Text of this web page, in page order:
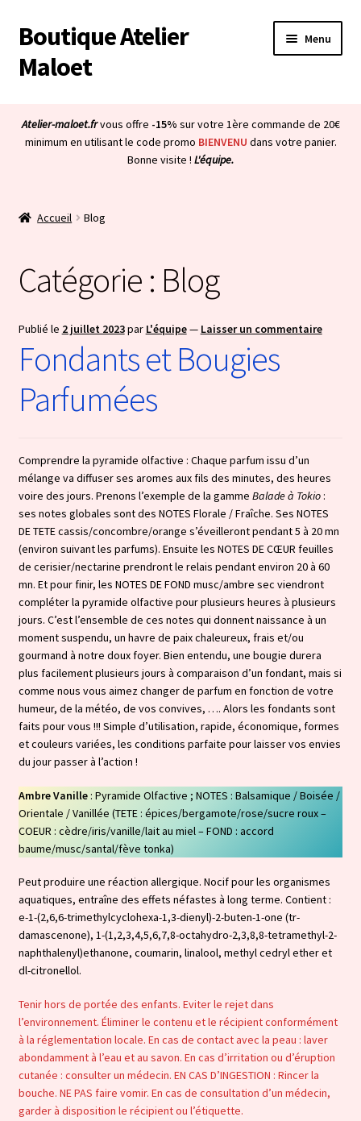
Aller
à
la
Aller
au
contenu
Boutique Atelier
Maloet
Menu
Boutique
Ouvrir
Blog
enfant
Atelier-maloet.frvous offre -15% sur votre 1ère commande de 20€
minimum en utilisant le code promo BIENVENU dans votre panier.
Bonne visite ! L'équipe.
Accueil Blog
Catégorie : Blog
Publié le 2 juillet 2023par L'équipe— Laisser un commentaire
Fondants et Bougies
Parfumées
Comprendre la pyramide olfactive : Chaque parfum issu d’un
mélange va diffuser ses aromes aux fils des minutes, des heures
voire des jours. Prenons l’exemple de la gamme Balade à Tokio:
ses notes globales sont des NOTES Florale / Fraîche. Ses NOTES
DE TETE cassis/concombre/orange s’éveilleront pendant 5 à 20 mn
(environ suivant les parfums). Ensuite les NOTES DE CŒUR feuilles
de cerisier/nectarine prendront le relais pendant environ 20 à 60
mn. Et pour finir, les NOTES DE FOND musc/ambre sec viendront
compléter la pyramide olfactive pour plusieurs heures à plusieurs
jours. C’est l’ensemble de ces notes qui donnent naissance à un
moment suspendu, un havre de paix chaleureux, frais et/ou
gourmand à notre doux foyer. Bien entendu, une bougie durera
plus facilement plusieurs jours à comparaison d’un fondant, mais si
comme nous vous aimez changer de parfum en fonction de votre
humeur, de la météo, de vos convives, …. Alors les fondants sont
faits pour vous !!! Simple d’utilisation, rapide, économique, formes
et couleurs variées, les conditions parfaite pour laisser vos envies
du jour passer à l’action !
Ambre Vanille: Pyramide Olfactive ; NOTES : Balsamique / Boisée /
Orientale / Vanillée (TETE : épices/bergamote/rose/sucre roux –
COEUR : cèdre/iris/vanille/lait au miel – FOND : accord
baume/musc/santal/fève tonka)
Peut produire une réaction allergique. Nocif pour les organismes
aquatiques, entraîne des effets néfastes à long terme. Contient :
e-1-(2,6,6-trimethylcyclohexa-1,3-dienyl)-2-buten-1-one (tr-
damascenone), 1-(1,2,3,4,5,6,7,8-octahydro-2,3,8,8-tetramethyl-2-
naphthalenyl)ethanone, coumarin, linalool, methyl cedryl ether et
dl-citronellol.
Tenir hors de portée des enfants. Eviter le rejet dans
l’environnement. Éliminer le contenu et le récipient conformément
à la réglementation locale. En cas de contact avec la peau : laver
abondamment à l’eau et au savon. En cas d’irritation ou d’éruption
cutanée : consulter un médecin. EN CAS D’INGESTION : Rincer la
bouche. NE PAS faire vomir. En cas de consultation d’un médecin,
garder à disposition le récipient ou l’étiquette.